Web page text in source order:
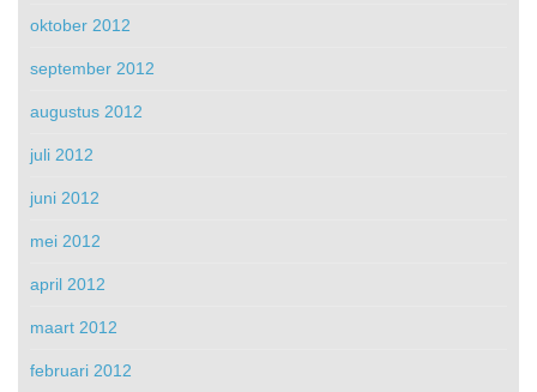
oktober 2012
september 2012
augustus 2012
juli 2012
juni 2012
mei 2012
april 2012
maart 2012
februari 2012